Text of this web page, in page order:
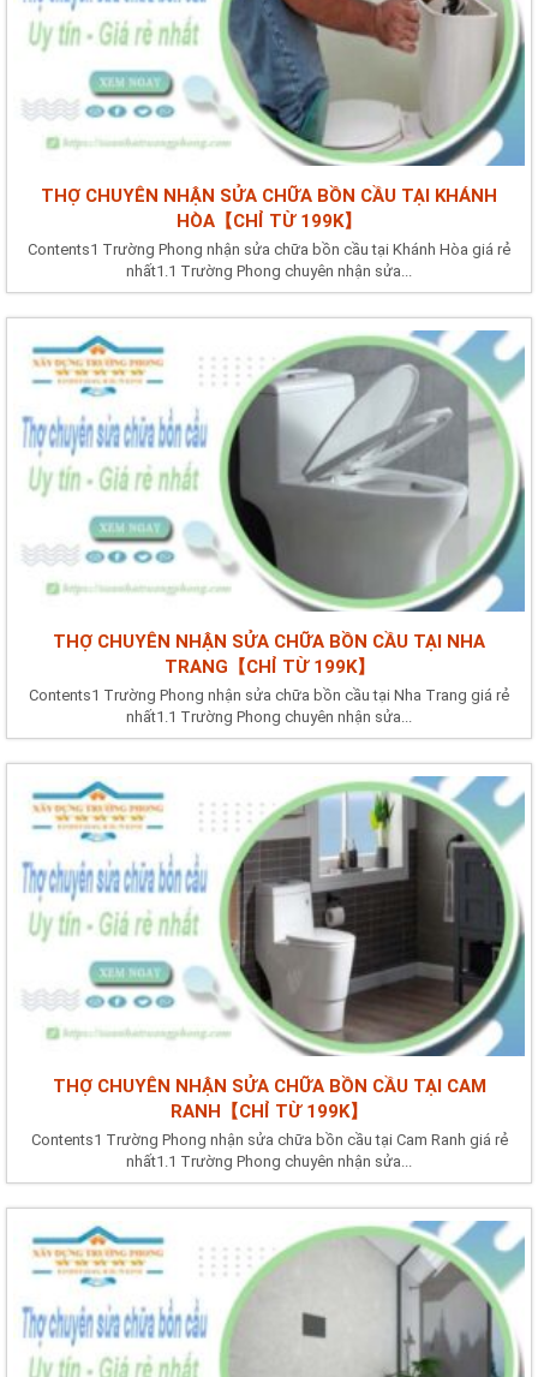
THỢ CHUYÊN NHẬN SỬA CHỮA BỒN CẦU TẠI KHÁNH
HÒA【CHỈ TỪ 199K】
Contents1 Trường Phong nhận sửa chữa bồn cầu tại Khánh Hòa giá rẻ
nhất1.1 Trường Phong chuyên nhận sửa...
THỢ CHUYÊN NHẬN SỬA CHỮA BỒN CẦU TẠI NHA
TRANG【CHỈ TỪ 199K】
Contents1 Trường Phong nhận sửa chữa bồn cầu tại Nha Trang giá rẻ
nhất1.1 Trường Phong chuyên nhận sửa...
THỢ CHUYÊN NHẬN SỬA CHỮA BỒN CẦU TẠI CAM
RANH【CHỈ TỪ 199K】
Contents1 Trường Phong nhận sửa chữa bồn cầu tại Cam Ranh giá rẻ
nhất1.1 Trường Phong chuyên nhận sửa...